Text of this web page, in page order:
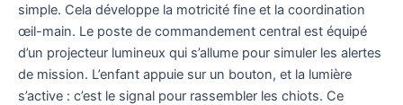
simple. Cela développe la motricité fine et la coordination
œil-main. Le poste de commandement central est équipé
d’un projecteur lumineux qui s’allume pour simuler les alertes
de mission. L’enfant appuie sur un bouton, et la lumière
s’active : c’est le signal pour rassembler les chiots. Ce